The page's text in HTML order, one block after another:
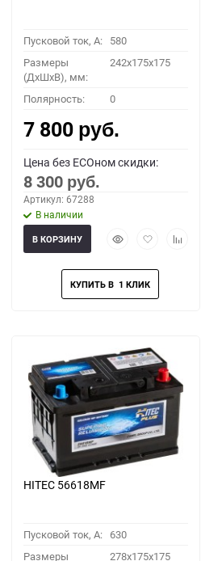
Пусковой ток, A: 580
Размеры
(ДхШхВ), мм:
242x175x175
Полярность: 0
7 800 руб.
Цена без ECOном скидки:
8 300 руб.
Артикул: 67288
В наличии
БыстрыйДобавить
избранное
Добавить
В КОРЗИНУ
HITEC 56618MF
Пусковой ток, A: 630
Размеры
278x175x175